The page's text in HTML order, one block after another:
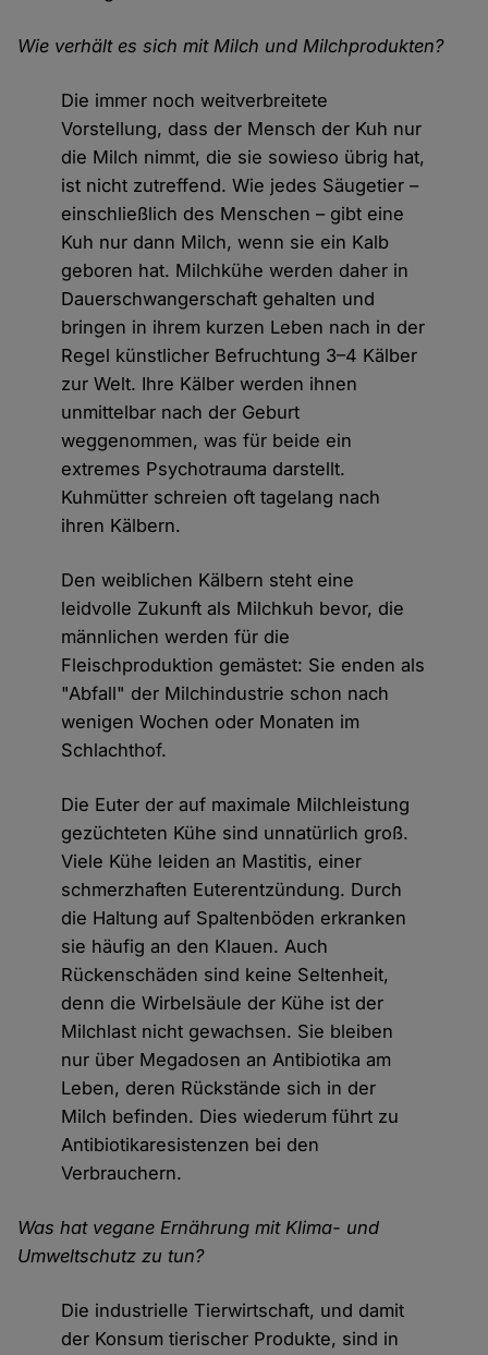
Wie verhält es sich mit Milch und Milchprodukten?
Die immer noch weitverbreitete
Vorstellung, dass der Mensch der Kuh nur
die Milch nimmt, die sie sowieso übrig hat,
ist nicht zutreffend. Wie jedes Säugetier –
einschließlich des Menschen – gibt eine
Kuh nur dann Milch, wenn sie ein Kalb
geboren hat. Milchkühe werden daher in
Dauerschwangerschaft gehalten und
bringen in ihrem kurzen Leben nach in der
Regel künstlicher Befruchtung 3–4 Kälber
zur Welt. Ihre Kälber werden ihnen
unmittelbar nach der Geburt
weggenommen, was für beide ein
extremes Psychotrauma darstellt.
Kuhmütter schreien oft tagelang nach
ihren Kälbern.
Den weiblichen Kälbern steht eine
leidvolle Zukunft als Milchkuh bevor, die
männlichen werden für die
Fleischproduktion gemästet: Sie enden als
"Abfall" der Milchindustrie schon nach
wenigen Wochen oder Monaten im
Schlachthof.
Die Euter der auf maximale Milchleistung
gezüchteten Kühe sind unnatürlich groß.
Viele Kühe leiden an Mastitis, einer
schmerzhaften Euterentzündung. Durch
die Haltung auf Spaltenböden erkranken
sie häufig an den Klauen. Auch
Rückenschäden sind keine Seltenheit,
denn die Wirbelsäule der Kühe ist der
Milchlast nicht gewachsen. Sie bleiben
nur über Megadosen an Antibiotika am
Leben, deren Rückstände sich in der
Milch befinden. Dies wiederum führt zu
Antibiotikaresistenzen bei den
Verbrauchern.
Was hat vegane Ernährung mit Klima- und
Umweltschutz zu tun?
Die industrielle Tierwirtschaft, und damit
der Konsum tierischer Produkte, sind in